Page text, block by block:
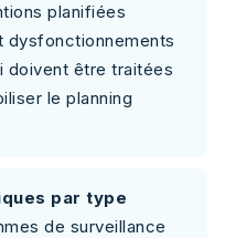
planifiées
dysfonctionnements
doivent être traitées
le planning
par type
de surveillance